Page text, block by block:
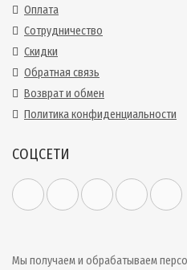
Оплата
Сотрудничество
Скидки
Обратная связь
Возврат и обмен
Политика конфиденциальности
СОЦСЕТИ
Мы получаем и обрабатываем